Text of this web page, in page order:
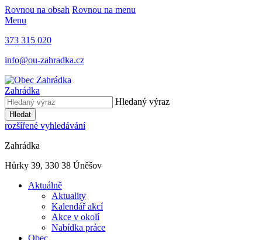
Rovnou na obsah Rovnou na menu
Menu
373 315 020
info@ou-zahradka.cz
Zahrádka
Hledaný výraz
Hledat
rozšířené vyhledávání
Zahrádka
Hůrky 39, 330 38 Úněšov
Aktuálně
Aktuality
Kalendář akcí
Akce v okolí
Nabídka práce
Obec